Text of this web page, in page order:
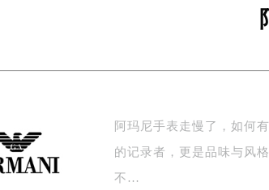
阿玛尼手表走慢了，如何
的记录者，更是品味与风
不…